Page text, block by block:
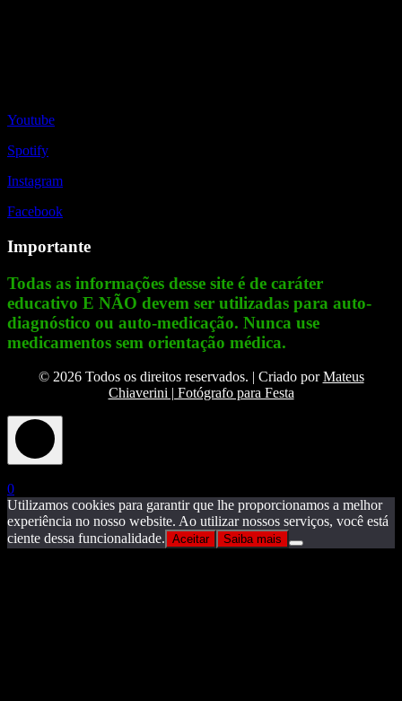
Youtube
Spotify
Instagram
Facebook
Importante
Todas as informações desse site é de caráter
educativo E NÃO devem ser utilizadas para auto-
diagnóstico ou auto-medicação. Nunca use
medicamentos sem orientação médica.
© 2026 Todos os direitos reservados. | Criado porMateus
Chiaverini | Fotógrafo para Festa
0
Utilizamos cookies para garantir que lhe proporcionamos a melhor
experiência no nosso website. Ao utilizar nossos serviços, você está
ciente dessa funcionalidade. Aceitar Saiba mais